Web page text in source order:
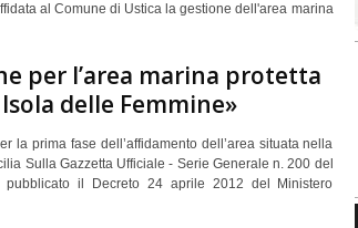
al Comune di Ustica la gestione dell'area marina
per l’area marina protetta
delle Femmine»
la prima fase dell’affidamento dell’area situata nella
Sulla Gazzetta Ufficiale - Serie Generale n. 200 del
il Decreto 24 aprile 2012 del Ministero